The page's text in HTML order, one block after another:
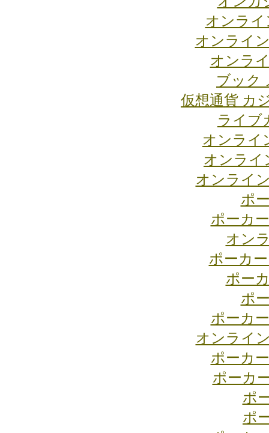
オンラ
オンライ
オンラ
ブック
仮想通貨 カ
ライブ
オンライ
オンライ
オンライ
ポ
ポーカ
オン
ポーカ
ポー
ポ
ポーカ
オンライ
ポーカ
ポーカ
ポ
ポ